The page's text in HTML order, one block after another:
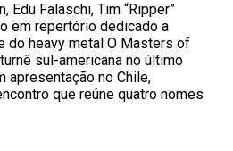
Edu Falaschi, Tim “Ripper”
em repertório dedicado a
do heavy metal O Masters of
sul-americana no último
apresentação no Chile,
que reúne quatro nomes